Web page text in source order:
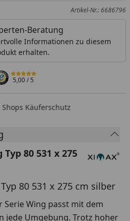
Artikel-Nr.: 6686796
Beratung
Informationen zu diesem
erhalten.
5,00/ 5
Shops Käuferschutz
80 531 x 275
80 531 x 275 cm silber
Wing passt mit dem
jede Umgebung. Trotz hoher